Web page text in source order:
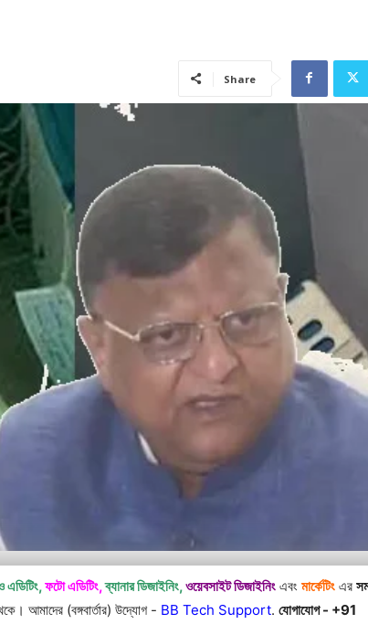
Share
এডিটিং,ফটো এডিটিং,ব্যানার ডিজাইনিং,ওয়েবসাইট ডিজাইনিং এবংমার্কেটিং এর
আমাদের (বঙ্গবার্তার) উদ্যোগ - BB Tech Support.যোগাযোগ - +91